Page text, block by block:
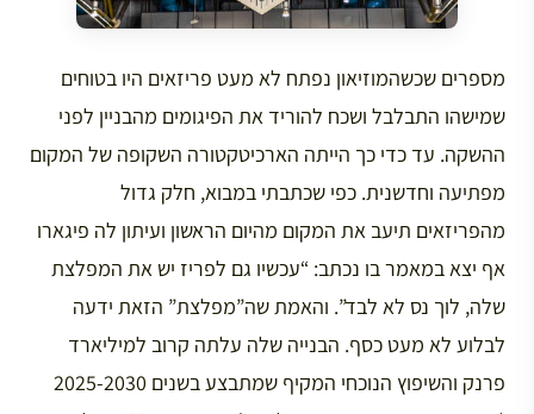
מספרים שכשהמוזיאון נפתח לא מעט פריזאים היו בטוחים
שמישהו התבלבל ושכח להוריד את הפיגומים מהבניין לפני
ההשקה. עד כדי כך הייתה הארכיטקטורה השקופה של המקום
מפתיעה וחדשנית. כפי שכתבתי במבוא, חלק גדול
מהפריזאים תיעב את המקום מהיום הראשון ועיתון לה פיגארו
אף יצא במאמר בו נכתב: “עכשיו גם לפריז יש את המפלצת
שלה, לוך נס לא לבד”. והאמת שה”מפלצת” הזאת ידעה
לבלוע לא מעט כסף. הבנייה שלה עלתה קרוב למיליארד
פרנק והשיפוץ הנוכחי המקיף שמתבצע בשנים 2025-2030